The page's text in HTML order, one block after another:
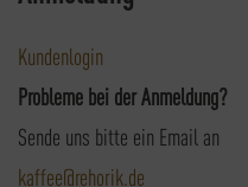
Kundenlogin
Probleme bei der Anmeldung?
Sende uns bitte ein Email an
kaffee@rehorik.de